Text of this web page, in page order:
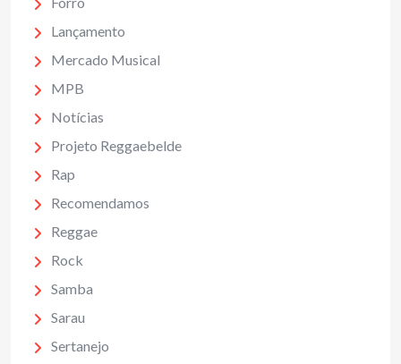
Lançamento
Mercado Musical
MPB
Notícias
Projeto Reggaebelde
Rap
Recomendamos
Reggae
Rock
Samba
Sarau
Sertanejo